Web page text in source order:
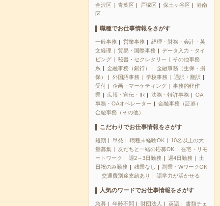
金沢区
青葉区 戸塚区 保土ヶ谷区
港南
区
職種でお仕事情報をさがす
一般事務 営業事務
経理・財務・会計・英
文経理
貿易・国際事務
データ入力・タイ
ピング
秘書・セクレタリー
その他事務
系
金融事務（銀行）
金融事務（生保・損
保）
外国語事務 学校事務
通訳・翻訳
受付
企画・マーケティング
事務的軽作
業
広報・宣伝・IR 法務・特許事務
OA
事務・OAオペレーター
金融事務（証券）
金融事務（その他）
こだわりでお仕事情報をさがす
短期 単発 職種未経験OK
10名以上の大
量募集
友だちと一緒の応募OK
在宅・リモ
ートワーク
週2～3日勤務 週4日勤務
土
日祝のみ勤務
残業なし
副業・WワークOK
交通費別途支給あり
語学力が活かせる
人気のワードでお仕事情報をさがす
急募 年齢不問 財団法人 英語
書類チェ